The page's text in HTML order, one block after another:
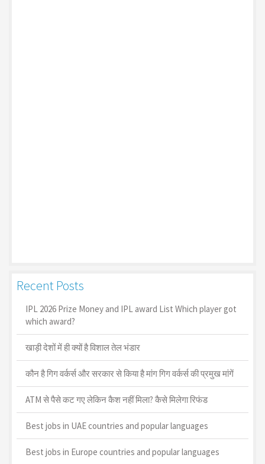
Recent Posts
IPL 2026 Prize Money and IPL award List Which player got
which award?
खाड़ी देशों में ही क्यों है व‍िशाल तेल भंडार
कौन है गिग वर्कर्स और सरकार से किया है मांग गिग वर्कर्स की प्रमुख मांगें
ATM से पैसे कट गए लेकिन कैश नहीं मिला? कैसे मिलेगा रिफंड
Best jobs in UAE countries and popular languages
Best jobs in Europe countries and popular languages